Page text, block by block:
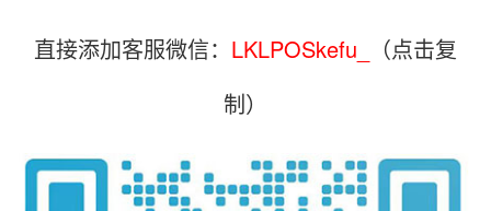
直接添加客服微信： LKLPOSkefu_
（点击复
制）